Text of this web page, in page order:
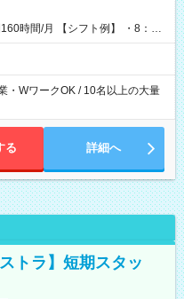
ト例】 ・8：00
・WワークOK / 10名以上の大量
る 詳細へ
トラ】短期スタッ